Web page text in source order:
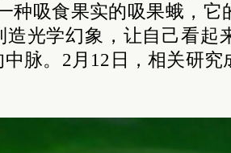
吸食果实的吸果蛾，它
造光学幻象，让自己看起
脉。2月12日，相关研